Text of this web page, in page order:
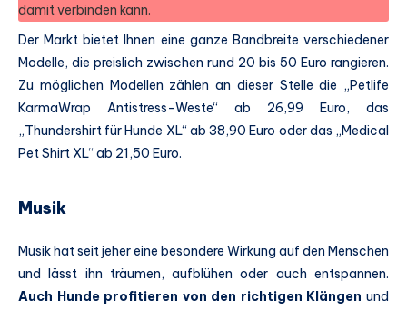
damit verbinden kann.
Der Markt bietet Ihnen eine ganze Bandbreite verschiedener
Modelle, die preislich zwischen rund 20 bis 50 Euro rangieren.
Zu möglichen Modellen zählen an dieser Stelle die „Petlife
KarmaWrap Antistress-Weste“ ab 26,99 Euro, das
„Thundershirt für Hunde XL“ ab 38,90 Euro oder das „Medical
Pet Shirt XL“ ab 21,50 Euro.
Musik
Musik hat seit jeher eine besondere Wirkung auf den Menschen
und lässt ihn träumen, aufblühen oder auch entspannen.
Auch Hunde profitieren von den richtigen Klängen und